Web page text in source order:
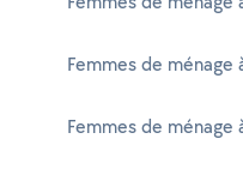
Femmes de ménage
Femmes de ménage